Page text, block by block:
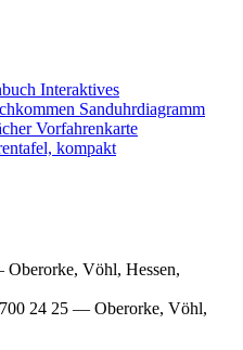
Interaktives
Sanduhrdiagramm
Vorfahrenkarte
kompakt
Oberorke, Vöhl, Hessen,
24 25 — Oberorke, Vöhl,